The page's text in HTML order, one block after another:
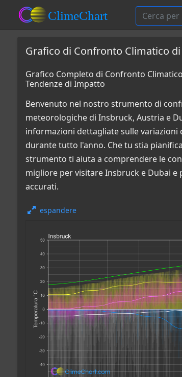
Grafico di Confronto Climatico
Grafico Completo di Confronto
Tendenze di Impatto
Benvenuto nel nostro strumento di
meteorologiche di Insbruck, Austria e
informazioni dettagliate sulle
durante tutto l'anno. Che tu stia
strumento ti aiuta a comprendere le
migliore per visitare Insbruck e Dubai
accurati.
espandere